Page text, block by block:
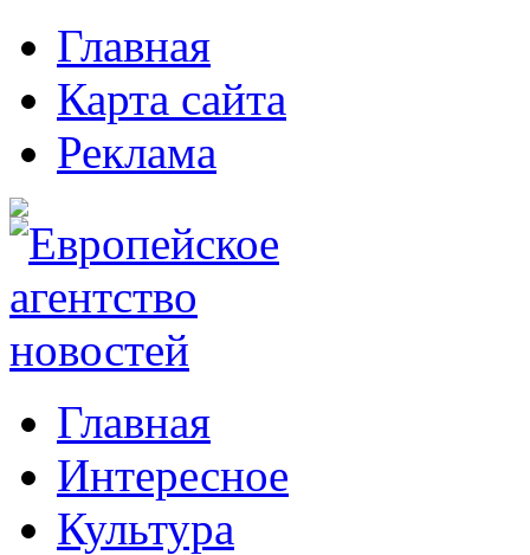
Главная
Карта сайта
Реклама
Главная
Интересное
Культура